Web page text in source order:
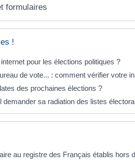
formulaires
!
pour les élections politiques ?
de vote... : comment vérifier votre
des prochaines élections ?
demander sa radiation des listes
au registre des Français établis hors